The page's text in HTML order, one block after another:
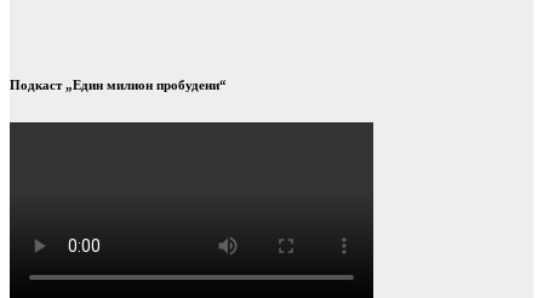
Подкаст „Един милион пробудени“